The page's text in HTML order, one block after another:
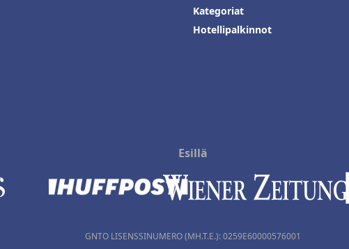
Kategoriat
Hotellipalkinnot
Esillä
GNTO LISENSSINUMERO (MH.T.E.): 0259Ε60000576001